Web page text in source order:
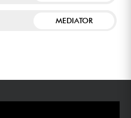
MEDIATOR